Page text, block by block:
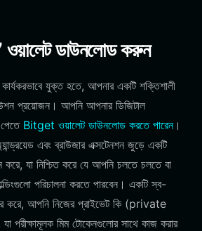
ডাউনলোড করুন
যুক্ত হতে, আপনার একটি শক্তিশালী
প্রয়োজন। আপনি আপনার ডিজিটাল
Bitget ওয়ালেট ডাউনলোড করতে পারেন।
এবং ব্রাউজার এক্সটেনশন জুড়ে একটি
করে, যা নিশ্চিত করে যে আপনি চলতে চলতে বা
পরিচালনা করতে পারবেন। একটি স্ব-
করে, আপনি নিজের প্রাইভেট কি (private
পরীক্ষামূলক মিম টোকেনগুলোর সাথে কাজ করার